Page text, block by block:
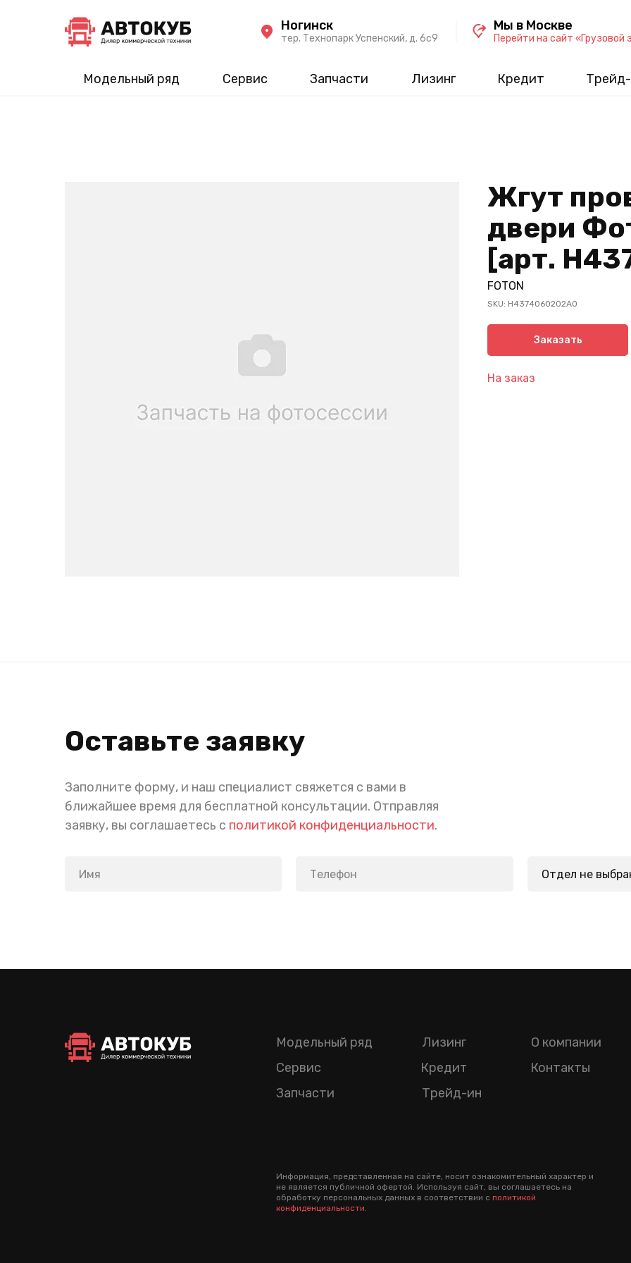
Модельный ряд Сервис Запчасти Лизинг Кредит
тер. Технопарк Успенский, д. 6c9
Ногинск
Перейти на сайт «Грузовой
Мы в Москве
Жгут
двери
[арт.
FOTON
SKU: H4374060202A0
Заказать
На заказ
Оставьте заявку
Заполните форму, и наш специалист свяжется с вами в
ближайшее время для бесплатной консультации. Отправляя
заявку, вы соглашаетесь с политикой конфиденциальности.
Лизинг
Кредит
Трейд-ин
Модельный ряд
Сервис
Запчасти
О компании
Контакты
Информация, представленная на сайте, носит ознакомительный характер и
не является публичной офертой. Используя сайт, вы соглашаетесь на
обработку персональных данных в соответствии с политикой
конфиденциальности.